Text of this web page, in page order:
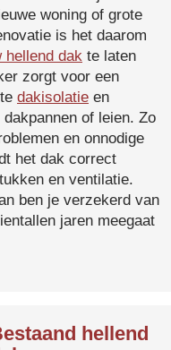
woning of grote
is het daarom
hellend dak te laten
zorgt voor een
dakisolatie en
of leien. Zo
en onnodige
het dak correct
en ventilatie.
ben je verzekerd van
jaren meegaat
hellend